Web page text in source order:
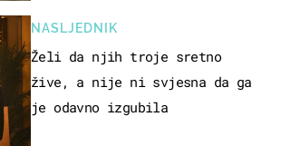
NASLJEDNIK
Želi da njih troje sretno
žive, a nije ni svjesna da ga
je odavno izgubila